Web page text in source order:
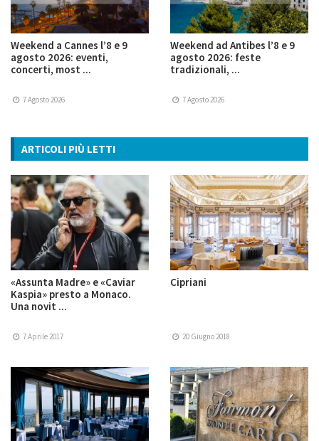
Weekend a Cannes l’8 e 9
agosto 2026: eventi,
concerti, most ...
7 Agosto 2026
Weekend ad Antibes l’8 e 9
agosto 2026: feste
tradizionali, ...
7 Agosto 2026
ARTICOLI PIÙ LETTI
«Assunta Madre» e «Caviar
Kaspia» presto a Monaco.
Una novit ...
7 Aprile 2017
Cipriani
20 Giugno 2018